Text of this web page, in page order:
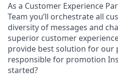
As a Customer Experience
Team you’ll orchestrate all
diversity of messages and
superior customer
provide best solution for our
responsible for promotion
started?